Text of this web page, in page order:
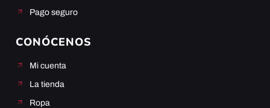
Pago seguro
CONÓCENOS
Mi cuenta
La tienda
Ropa